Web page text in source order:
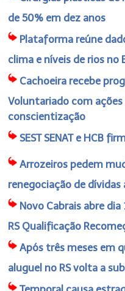
de 50% em dez anos
Plataforma reúne
clima e níveis de rios no
Cachoeira recebe
Voluntariado com
conscientização
SEST SENAT e HCB
Arrozeiros pedem
renegociação de dívidas
Novo Cabrais abre
RS Qualificação
Após três meses em
aluguel no RS volta a